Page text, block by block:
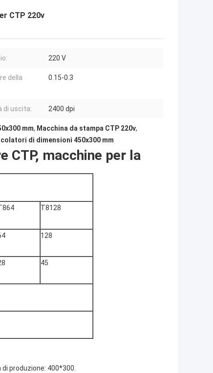
CTP 220v
220 V
della
0.15-0.3
di uscita: 2400 dpi
mm, Macchina da stampa CTP 220v,
di dimensioni 450x300 mm
CTP, macchine per la
T8128
128
45
produzione: 400*300.